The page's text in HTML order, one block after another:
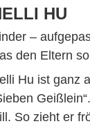
HU
–
den Eltern
Hu ist ganz
So zieht er